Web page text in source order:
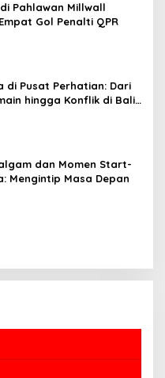
Pahlawan Millwall
Gol Penalti QPR
di Pusat Perhatian: Dari
hingga Konflik di Balik
dan Momen Start-
Mengintip Masa Depan